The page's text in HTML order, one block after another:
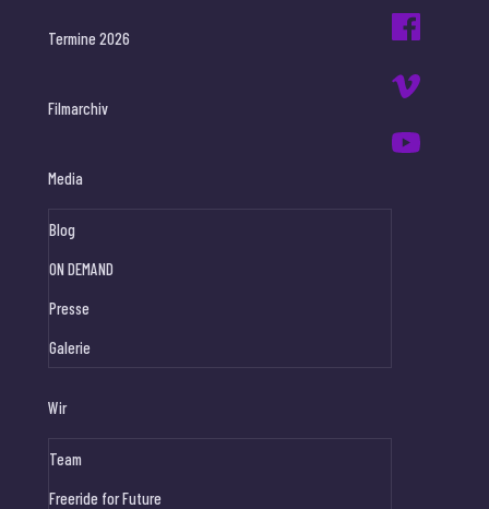
Termine 2026
Filmarchiv
Media
Blog
ON DEMAND
Presse
Galerie
Wir
Team
Freeride for Future